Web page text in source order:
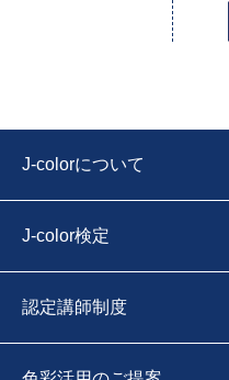
J-colorについて
J-color検定
認定講師制度